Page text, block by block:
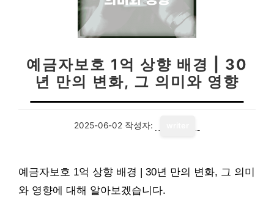
예금자보호 1억 상향 배경 | 30
년 만의 변화, 그 의미와 영향
2025-06-02 작성자:
예금자보호 1억 상향 배경 | 30년 만의 변화, 그 의미
와 영향에 대해 알아보겠습니다.